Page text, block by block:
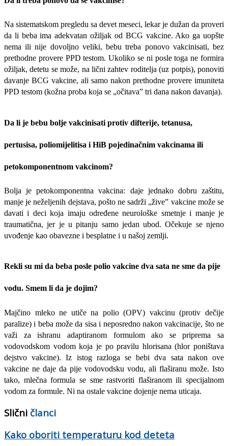
Na sistematskom pregledu sa devet meseci, lekar je dužan da proveri
da li beba ima adekvatan ožiljak od BCG vakcine. Ako ga uopšte
nema ili nije dovoljno veliki, bebu treba ponovo vakcinisati, bez
prethodne provere PPD testom. Ukoliko se ni posle toga ne formira
ožiljak, detetu se može, na lični zahtev roditelja (uz potpis), pono­viti
davanje BCG vakcine, ali samo nakon prethodne provere imuniteta
PPD testom (kožna proba koja se „očitava” tri dana nakon davanja).
Da li je bebu bolje vakcinisati protiv difterije, tetanusa,
pertusisa, poliomijelitisa i HiB pojedinačnim vakcinama ili
petokomponentnom vakcinom?
Bolja je petokomponentna vakcina: daje jednako dobru zaštitu,
manje je neželjenih dejstava, pošto ne sadrži „žive” vakcine može se
davati i deci koja imaju određene neurološke smetnje i manje je
traumatična, jer je u pitanju samo jedan ubod. Očekuje se njeno
uvođenje kao obavezne i besplatne i u našoj zemlji.
Rekli su mi da beba posle polio vakcine dva sata ne sme da pije
vodu. Smem li da je dojim?
Majčino mleko ne utiče na polio (OPV) vakcinu (protiv dečije
paralize) i beba može da sisa i neposredno nakon vakcinacije, što ne
važi za ishranu adaptiranom formulom ako se priprema sa
vodovodskom vodom koja je po pravilu hlorisana (hlor poništava
dejstvo vakcine). Iz istog razloga se bebi dva sata nakon ove
vakcine ne daje da pije vodovodsku vodu, ali flaširanu može. Isto
tako, mlečna formula se sme rastvoriti flaširanom ili specijalnom
vodom za formule. Ni na ostale vakcine dojenje nema uticaja.
Slični članci
Kako oboriti temperaturu kod deteta